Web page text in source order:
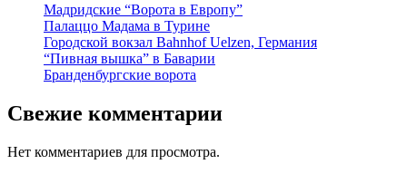
Мадридские “Ворота в Европу”
Палаццо Мадама в Турине
Городской вокзал Bahnhof Uelzen, Германия
“Пивная вышка” в Баварии
Бранденбургские ворота
Свежие комментарии
Нет комментариев для просмотра.